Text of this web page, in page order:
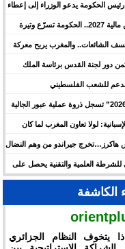
2027.. رئيس الحكومة يدعو الوزراء إلى إعطاء
المتعلقة بالمشاريع موضوع تعليمات
رسائل قوية من مالية 2027.. الحكومة تسرّع وتيرة
المواطن لبناء مغرب أكثر قوة
الشائعات.. والمغرب يربح معركة
دور لجنة القدس برئاسة الملك
الإسرائيلية
للشعب الفلسطيني
عملية “مرحبا 2026” تسجل ذروة عملية عبور الجالية
لولا تعاون المغرب لما كان
خلال أزمة سبتة المحتلة
هاكرز…تخرج جيراندو من وهم النضال
للشرطة العلمية والتقنية يحصل على
بالمعيار الدولي
الكاشفة
يتخوف النظام الجزائري